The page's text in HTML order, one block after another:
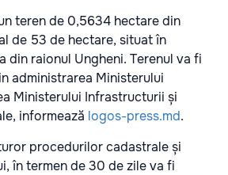
teren de 0,5634 hectare din
de 53 de hectare, situat în
din raionul Ungheni. Terenul va fi
administrarea Ministerului
Ministerului Infrastructurii și
informează logos-press.md.
procedurilor cadastrale și
în termen de 30 de zile va fi